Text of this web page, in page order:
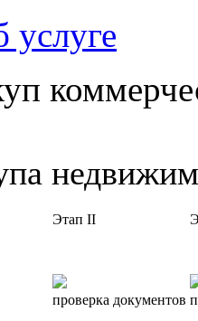
услуге
Этап II
проверка документов